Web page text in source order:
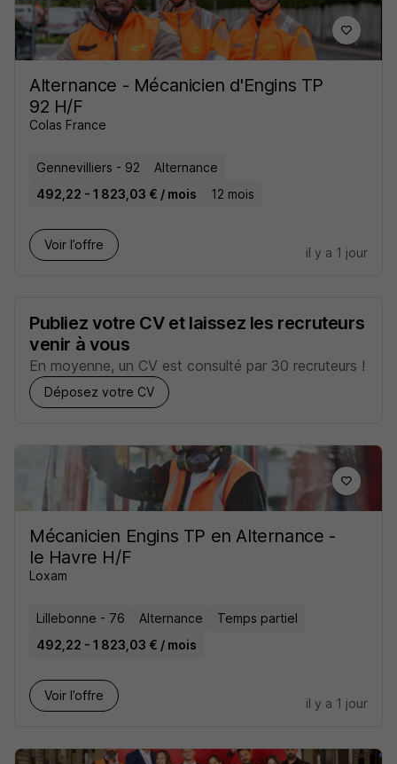
Alternance - Mécanicien d'Engins TP
92 H/F
Colas France
Gennevilliers - 92
Alternance
492,22 - 1 823,03 € / mois
12 mois
Voir l’offre
il y a 1 jour
Publiez votre CV et laissez les recruteurs
venir à vous
En moyenne, un CV est consulté par 30 recruteurs !
Déposez votre CV
Mécanicien Engins TP en Alternance -
le Havre H/F
Loxam
Lillebonne - 76 Alternance
Temps partiel
492,22 - 1 823,03 € / mois
Voir l’offre
il y a 1 jour